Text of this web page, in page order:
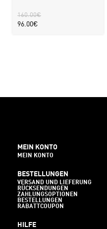
160.00€
96.00€
MEIN KONTO
MEIN KONTO
BESTELLUNGEN
VERSAND UND LIEFERUNG
RÜCKSENDUNGEN
ZAHLUNGSOPTIONEN
BESTELLUNGEN
RABATTCOUPON
HILFE